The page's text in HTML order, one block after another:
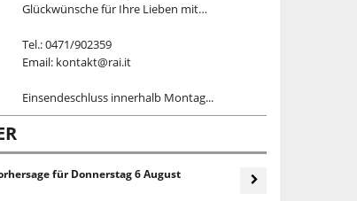
Glückwünsche für Ihre Lieben mit…
Tel.: 0471/902359
Email: kontakt@rai.it
Einsendeschluss innerhalb Montag...
fürDonnerstag 6 August